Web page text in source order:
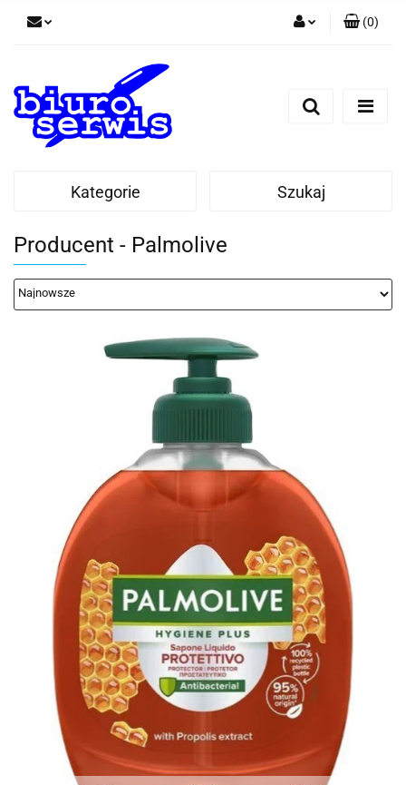
Zarejestruj się
(0)
Kategorie Szukaj
Producent - Palmolive